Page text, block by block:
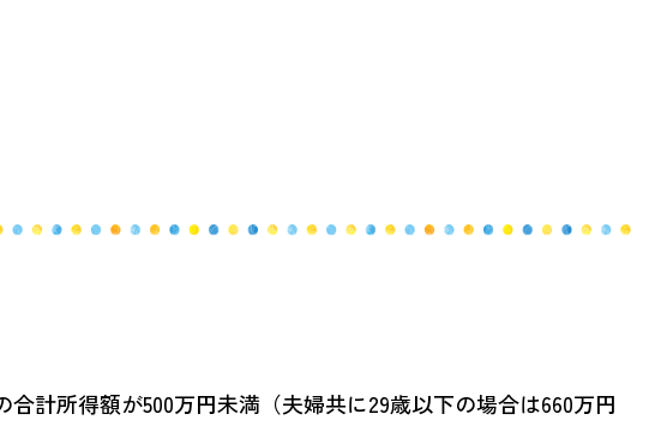
計所得額が500万円未満（夫婦共に29歳以下の場合は660万円